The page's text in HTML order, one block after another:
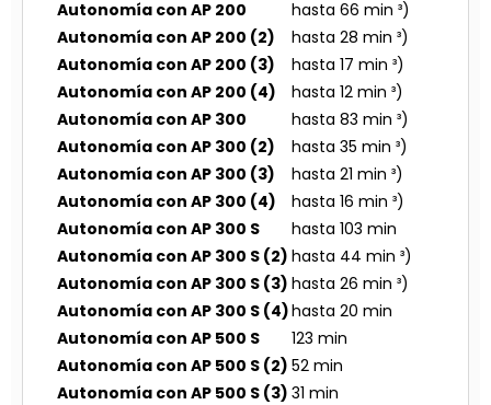
Autonomía con AP 200
hasta 66 min ³)
Autonomía con AP 200 (2)
hasta 28 min ³)
Autonomía con AP 200 (3)
hasta 17 min ³)
Autonomía con AP 200 (4)
hasta 12 min ³)
Autonomía con AP 300
hasta 83 min ³)
Autonomía con AP 300 (2)
hasta 35 min ³)
Autonomía con AP 300 (3)
hasta 21 min ³)
Autonomía con AP 300 (4)
hasta 16 min ³)
Autonomía con AP 300 S
hasta 103 min
Autonomía con AP 300 S (2) hasta 44 min ³)
Autonomía con AP 300 S (3) hasta 26 min ³)
Autonomía con AP 300 S (4)hasta 20 min
Autonomía con AP 500 S
123 min
Autonomía con AP 500 S (2) 52 min
Autonomía con AP 500 S (3) 31 min